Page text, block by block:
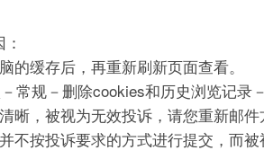
的缓存后，再重新刷新页面查看。
常规－删除cookies和历史浏览记录
晰，被视为无效投诉，请您重新邮件
不按投诉要求的方式进行提交，而